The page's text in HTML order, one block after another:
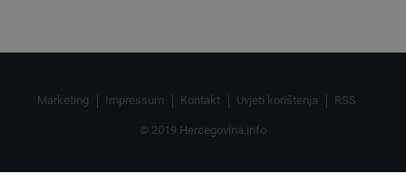
Marketing Impressum Kontakt Uvjeti korištenja RSS
© 2019 Hercegovina.info